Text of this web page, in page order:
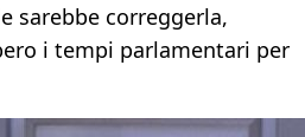
sarebbe correggerla,
i tempi parlamentari per